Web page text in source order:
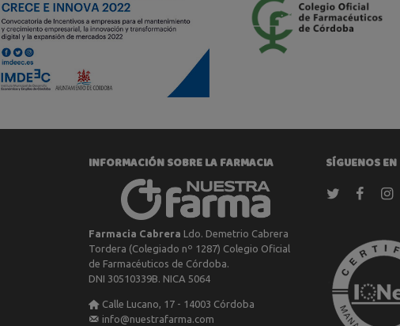
INFORMACIÓN SOBRE LA FARMACIA
Farmacia Cabrera Ldo. Demetrio Cabrera
Tordera (Colegiado nº 1287) Colegio Oficial
de Farmacéuticos de Córdoba.
DNI 30510339B. NICA 5064
Calle Lucano, 17 - 14003 Córdoba
info@nuestrafarma.com
SÍGUENOS EN